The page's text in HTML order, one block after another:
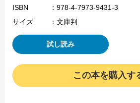
ISBN
：978-4-7973-9431-3
サイズ
：文庫判
試し読み
この本を購入す